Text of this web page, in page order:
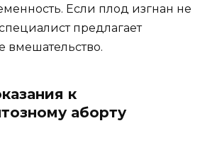
Если плод изгнан не
предлагает
вмешательство.
к
аборту